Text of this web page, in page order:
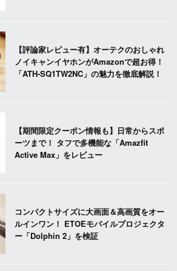
【評論家レビュー有】オーテクのおしゃれ
ノイキャンイヤホンがAmazonで超お得！
「ATH-SQ1TW2NC」の魅力を徹底解説！
【期間限定クーポン情報も】日常からスポ
ーツまで！ タフで多機能な「Amazfit
Active Max」をレビュー
コンパクトサイズに大画面＆高画質をオー
ルインワン！ ETOEモバイルプロジェクタ
ー「Dolphin 2」を検証